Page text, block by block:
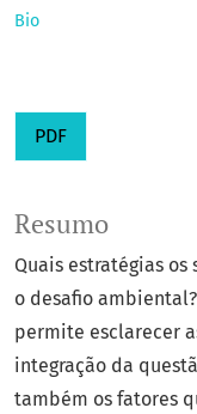
Bio
PDF
Resumo
Quais estratégias
o desafio
permite esclarecer
integração da
também os fatores